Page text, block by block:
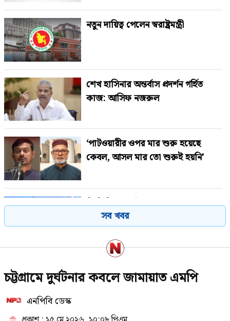
নতুন দায়িত্ব পেলেন স্বরাষ্ট্রমন্ত্রী
শেখ হাসিনার অন্তর্বাস প্রদর্শন গর্হিত
কাজ: আসিফ নজরুল
‘পাটওয়ারীর ওপর মার শুরু হয়েছে
কেবল, আসল মার তো শুরুই হয়নি’
জিডিপিতে পর্যটন খাতের অবদান ৬-৭
শতাংশে উন্নীত করতে চাই: পর্যটনমন্ত্রী
মধ্যরাতে পোস্ট দিয়ে ডিলিট করলেন
আসিফ মাহমুদ
সব খবর
চট্টগ্রামে দুর্ঘটনার কবলে জামায়াত এমপি
এনপিবি ডেস্ক